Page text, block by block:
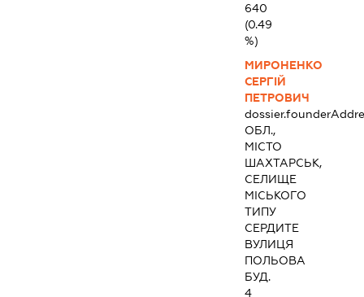
640
(0.49
%)
МИРОНЕНКО
СЕРГІЙ
ПЕТРОВИЧ
ОБЛ.,
МІСТО
ШАХТАРСЬК,
СЕЛИЩЕ
МІСЬКОГО
ТИПУ
СЕРДИТЕ
ВУЛИЦЯ
ПОЛЬОВА
БУД.
4